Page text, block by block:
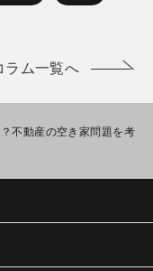
ラム一覧へ
不動産の空き家問題を考